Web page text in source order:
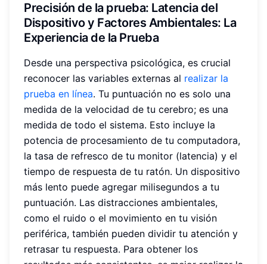
Precisión de la prueba: Latencia del
Dispositivo y Factores Ambientales: La
Experiencia de la Prueba
Desde una perspectiva psicológica, es crucial
reconocer las variables externas al realizar la
prueba en línea. Tu puntuación no es solo una
medida de la velocidad de tu cerebro; es una
medida de todo el sistema. Esto incluye la
potencia de procesamiento de tu computadora,
la tasa de refresco de tu monitor (latencia) y el
tiempo de respuesta de tu ratón. Un dispositivo
más lento puede agregar milisegundos a tu
puntuación. Las distracciones ambientales,
como el ruido o el movimiento en tu visión
periférica, también pueden dividir tu atención y
retrasar tu respuesta. Para obtener los